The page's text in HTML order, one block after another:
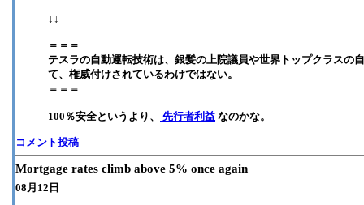
↓↓
＝＝＝
テスラの自動運転技術は、銀髪の上院議員や世界トップクラスの
て、権威付けされているわけではない。
＝＝＝
100％安全というより、 先行者利益 なのかな。
コメント投稿
Mortgage rates climb above 5% once again
08月12日